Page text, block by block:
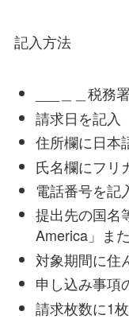
記入方法
___＿＿税務
請求日を記入
住所欄に日本
氏名欄にフリ
電話番号を記
提出先の国名
America」ま
対象期間に住
申し込み事項
請求枚数に1